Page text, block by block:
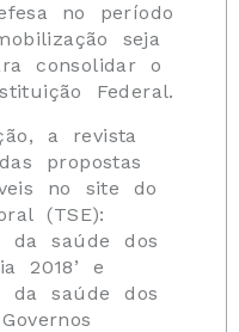
no período
seja
consolidar o
Federal.
a revista
propostas
no site do
(TSE):
da saúde dos
2018’ e
da saúde dos